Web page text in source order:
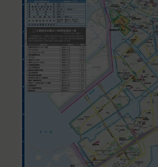
持に努めます。
本文中の用語の定義
法令によります。
当社が取得する情報
お客様から直接取得
当社は、お客様が当
場合、以下の情報（
す。）をご提供いた
氏名、生年月日、
本規約を必ずお読み
必要があります。
第1条（定義）
本規約において、次
当該各号に定めると
「本サービス」
当社が提供するESG
利用できるすべての
How to redeem the gift
Have ready the gift
email.
Go to Redeem a
Enter the gift card
your balance.
For how to use
Amazon Customer
For the Amazon Gift